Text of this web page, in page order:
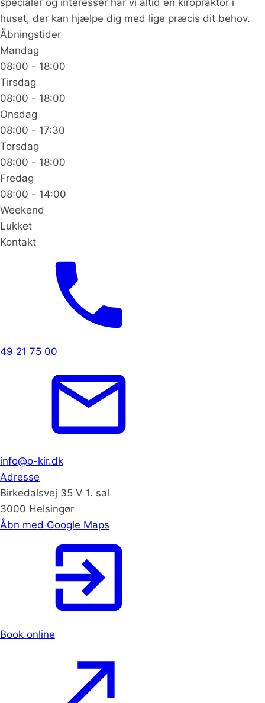
specialer og interesser har vi altid en kiropraktor i
huset, der kan hjælpe dig med lige præcis dit behov.
Åbningstider
Mandag
08:00 - 18:00
Tirsdag
08:00 - 18:00
Onsdag
08:00 - 17:30
Torsdag
08:00 - 18:00
Fredag
08:00 - 14:00
Weekend
Lukket
Kontakt
49 21 75 00
info@o-kir.dk
Adresse
Birkedalsvej 35 V 1. sal
3000 Helsingør
Åbn med Google Maps
Book online